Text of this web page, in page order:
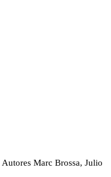
Autores Marc Brossa, Julio